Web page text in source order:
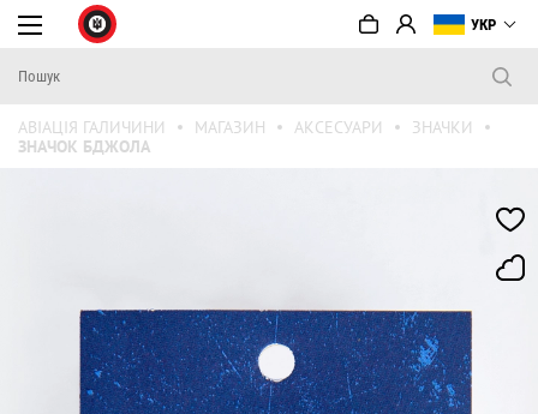
УКР
АВІАЦІЯ ГАЛИЧИНИ МАГАЗИН АКСЕСУАРИ
ЗНАЧКИ
ЗНАЧОК БДЖОЛА